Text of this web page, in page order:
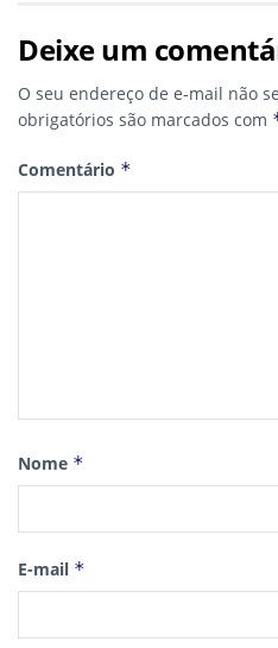
Deixe um
O seu endereço de e-mail não
obrigatórios são marcados com
Comentário *
Nome *
E-mail *